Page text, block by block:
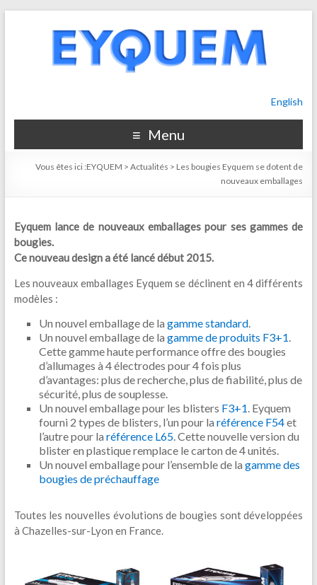
English
Menu
Vous êtes ici :EYQUEM >Actualités > Les bougies Eyquem se dotent de
nouveaux emballages
Eyquem lance de nouveaux emballages pour ses gammes de
bougies.
Ce nouveau design a été lancé début 2015.
Les nouveaux emballages Eyquem se déclinent en 4 différents
modèles :
Un nouvel emballage de la gamme standard.
Un nouvel emballage de la gamme de produits F3+1.
Cette gamme haute performance offre des bougies
d’allumages à 4 électrodes pour 4 fois plus
d’avantages: plus de recherche, plus de fiabilité, plus de
sécurité, plus de souplesse.
Un nouvel emballage pour les blisters F3+1. Eyquem
fourni 2 types de blisters, l’un pour la référence F54et
l’autre pour la référence L65. Cette nouvelle version du
blister en plastique remplace le carton de 4 unités.
Un nouvel emballage pour l’ensemble de la gamme des
bougies de préchauffage
Toutes les nouvelles évolutions de bougies sont développées
à Chazelles-sur-Lyon en France.